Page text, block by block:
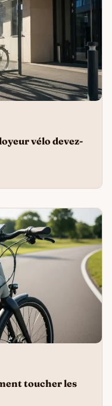
vélo devez-
toucher les